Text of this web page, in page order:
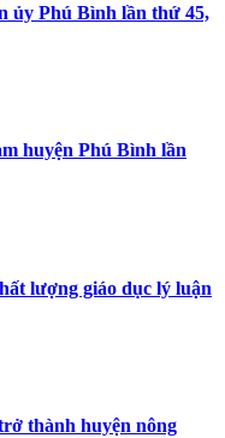
ủy Phú Bình lần thứ 45,
huyện Phú Bình lần
lượng giáo dục lý luận
thành huyện nông